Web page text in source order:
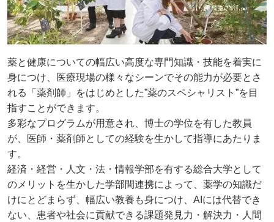
薬と健康についての幅広い高度な専門知識・技能を着実に
身につけ、医療現場の様々なシーンでその能力が必要とさ
れる「薬剤師」をはじめとした”薬のスペシャリスト”を目
指すことができます。
多彩なプログラムが用意され、博士の学位を有した教員
が、医師・薬剤師としての経験を生かして指導にあたりま
す。
経済・経営・人文・法・情報学部を有する総合大学として
のメリットを生かした学部間連携によって、薬学の知識だ
けにとどまらず、幅広い教養も身につけ、AIには代替でき
ない、患者や社会に貢献できる課題発見力・解決力・人間